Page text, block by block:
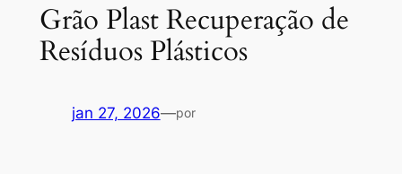
Grão Plast Recuperação de
Resíduos Plásticos
jan 27, 2026—por